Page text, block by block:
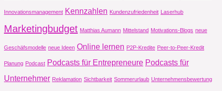
Innovationsmanagement Kennzahlen Kundenzufriedenheit Laserhub
Marketingbudget Matthias Aumann Mittelstand Motivations-Blogs neue
Geschäfsmodelle neue Ideen Online lernen P2P-Kredite Peer-to-Peer-Kredit
Planung Podcast Podcasts für Entrepreneure Podcasts für
Unternehmer Reklamation Sichtbarkeit Sommerurlaub Unternehmensbewertung